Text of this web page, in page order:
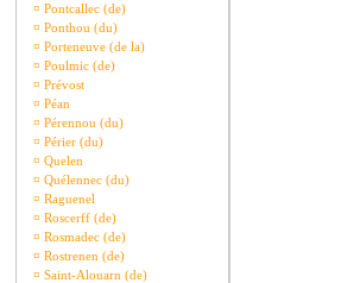
¤ Pontcallec (de)
¤ Ponthou (du)
¤ Porteneuve (de la)
¤ Poulmic (de)
¤ Prévost
¤ Péan
¤ Pérennou (du)
¤ Périer (du)
¤ Quelen
¤ Quélennec (du)
¤ Raguenel
¤ Roscerff (de)
¤ Rosmadec (de)
¤ Rostrenen (de)
¤ Saint-Alouarn (de)